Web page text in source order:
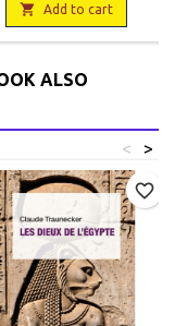
auteur, éditeur
gravés or le long du
en bon état.
 Add to cart
ALSO
>
<
favorite_border